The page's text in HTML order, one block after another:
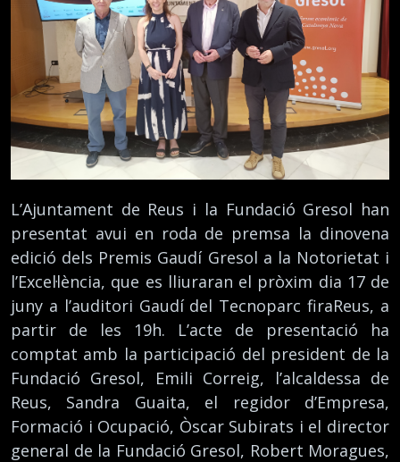
L’Ajuntament de Reus i la Fundació Gresol han
presentat avui en roda de premsa la dinovena
edició dels Premis Gaudí Gresol a la Notorietat i
l’Excel·lència, que es lliuraran el pròxim dia 17 de
juny a l’auditori Gaudí del Tecnoparc firaReus, a
partir de les 19h. L’acte de presentació ha
comptat amb la participació del president de la
Fundació Gresol, Emili Correig, l’alcaldessa de
Reus, Sandra Guaita, el regidor d’Empresa,
Formació i Ocupació, Òscar Subirats i el director
general de la Fundació Gresol, Robert Moragues,